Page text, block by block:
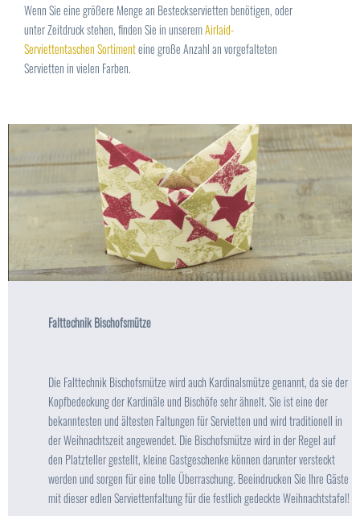
Wenn Sie eine größere Menge an Besteckservietten benötigen, oder
unter Zeitdruck stehen, finden Sie in unseremAirlaid-
Serviettentaschen Sortimenteine große Anzahl an vorgefalteten
Servietten in vielen Farben.
Falttechnik Bischofsmütze
Die Falttechnik Bischofsmütze wird auch Kardinalsmütze genannt, da sie der
Kopfbedeckung der Kardinäle und Bischöfe sehr ähnelt. Sie ist eine der
bekanntesten und ältesten Faltungen für Servietten und wird traditionell in
der Weihnachtszeit angewendet. Die Bischofsmütze wird in der Regel auf
den Platzteller gestellt, kleine Gastgeschenke können darunter versteckt
werden und sorgen für eine tolle Überraschung. Beeindrucken Sie Ihre Gäste
mit dieser edlen Serviettenfaltung für die festlich gedeckte Weihnachtstafel!